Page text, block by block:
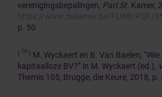
verenigingsbepalingen, Parl.St. Kamer,
https://www.dekamer.be/FLWB/PDF/
p. 50.
( [3] ) M. Wyckaert en B. Van Baelen,
kapitaalloze BV?” in M. Wyckaert (ed.),
Themis 105, Brugge, die Keure, 2018, p.